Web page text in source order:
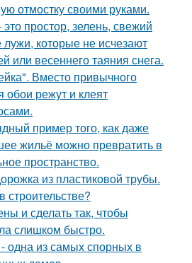
отмостку своими руками.
простор, зелень, свежий
которые не исчезают
или весеннего таяния снега.
Вместо привычного
обои режут и клеят
пример того, как даже
жильё можно превратить в
пространство.
из пластиковой трубы.
строительстве?
и сделать так, чтобы
слишком быстро.
одна из самых спорных в